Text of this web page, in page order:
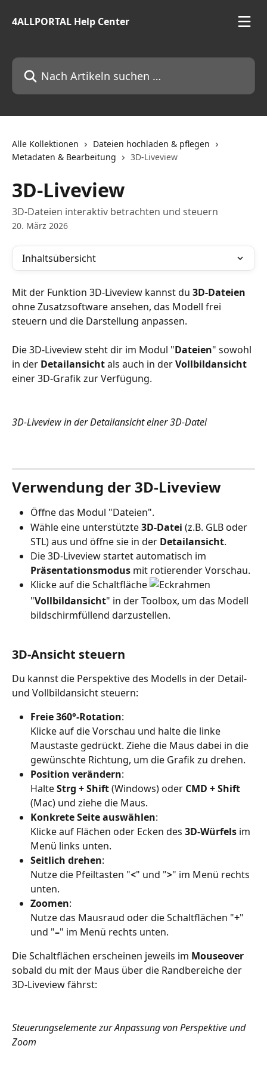
4ALLPORTAL Help Center
Nach Artikeln suchen …
Alle Kollektionen
Dateien hochladen & pflegen
Metadaten & Bearbeitung
3D-Liveview
3D-Liveview
3D-Dateien interaktiv betrachten und steuern
20. März 2026
Inhaltsübersicht
Mit der Funktion 3D-Liveview kannst du 3D-Dateien
ohne Zusatzsoftware ansehen, das Modell frei
steuern und die Darstellung anpassen.
Die 3D-Liveview steht dir im Modul "Dateien" sowohl
in der Detailansicht als auch in der Vollbildansicht
einer 3D-Grafik zur Verfügung.
3D-Liveview in der Detailansicht einer 3D-Datei
Verwendung der 3D-Liveview
Öffne das Modul "Dateien".
Wähleeine unterstützte 3D-Datei (z.B. GLB oder
STL) aus und öffne sie in der Detailansicht.
Die 3D-Liveview startet automatisch im
Präsentationsmodus mit rotierender Vorschau.
Klicke auf die Schaltfläche
"Vollbildansicht" in der Toolbox, um das Modell
bildschirmfüllend darzustellen.
3D-Ansicht steuern
Du kannst die Perspektive des Modells in der Detail-
und Vollbildansicht steuern:
Freie 360°-Rotation:
Klicke auf die Vorschau und halte die linke
Maustaste gedrückt. Ziehe die Maus dabei in die
gewünschte Richtung, um die Grafik zu drehen.
Position verändern:
Halte Strg + Shift (Windows) oder CMD + Shift
(Mac) und ziehe die Maus.
Konkrete Seite auswählen:
Klicke auf Flächen oder Ecken des 3D-Würfels im
Menü links unten.
Seitlich drehen:
Nutze die Pfeiltasten "<" und ">" im Menü rechts
unten.
Zoomen:
Nutze das Mausraud oder die Schaltflächen "+"
und "–" im Menü rechts unten.
Die Schaltflächen erscheinen jeweils im Mouseover
sobald du mit der Maus über die Randbereiche der
3D-Liveview fährst:
Steuerungselemente zur Anpassung von Perspektive und
Zoom